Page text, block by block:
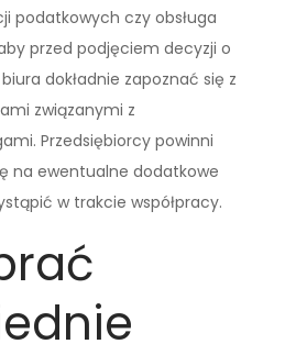
podatkowych czy obsługa
przed podjęciem decyzji o
dokładnie zapoznać się z
związanymi z
Przedsiębiorcy powinni
na ewentualne dodatkowe
w trakcie współpracy.